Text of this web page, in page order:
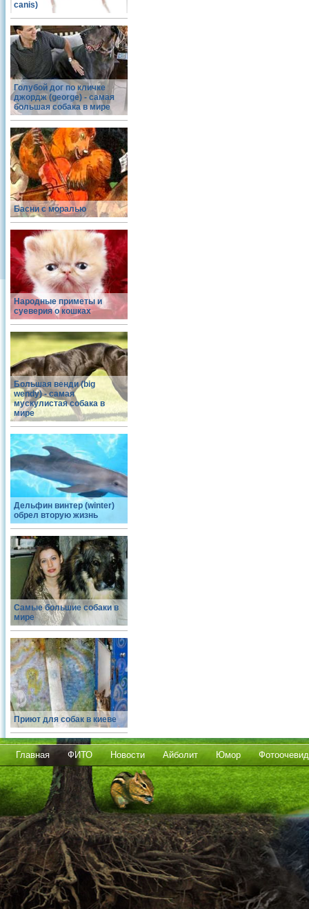
canis)
Голубой дог по кличке
джордж (george) - самая
большая собака в мире
Басни с моралью
Народные приметы и
суеверия о кошках
Большая венди (big
wendy) - самая
мускулистая собака в
мире
Дельфин винтер (winter)
обрел вторую жизнь
Самые большие собаки в
мире
Приют для собак в киеве
Главная ФИТО Новости Айболит Юмор